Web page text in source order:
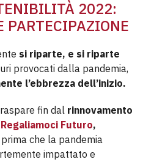
2022:
PARTECIPAZIONE
si riparte, e si riparte
provocati dalla pandemia,
l’ebbrezza dell’inizio.
fin dal rinnovamento
Regaliamoci Futuro,
che la pandemia
impattato e